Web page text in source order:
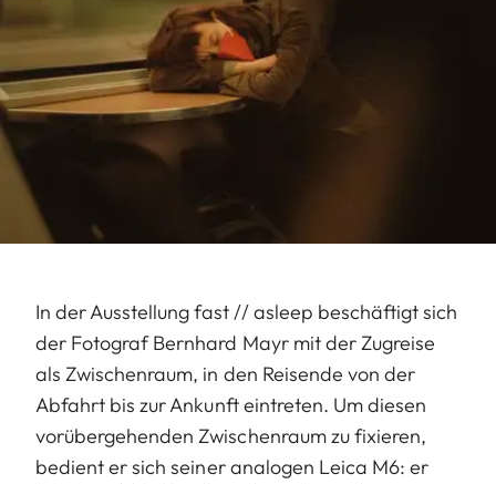
In der Ausstellung fast // asleep beschäftigt sich
der Fotograf Bernhard Mayr mit der Zugreise
als Zwischenraum, in den Reisende von der
Abfahrt bis zur Ankunft eintreten. Um diesen
vorübergehenden Zwischenraum zu fixieren,
bedient er sich seiner analogen Leica M6: er